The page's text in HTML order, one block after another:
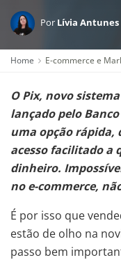
Por Lívia Antunes
Home E-commerce e
O Pix, novo
lançado pelo
uma opção rápida,
acesso facilitado a
dinheiro.
no e-commerce,
É por isso que
estão de olho na
passo bem